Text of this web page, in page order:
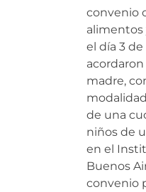
convenio
alimentos
el día 3
madre,
de una
niños de
en el
Buenos
convenio